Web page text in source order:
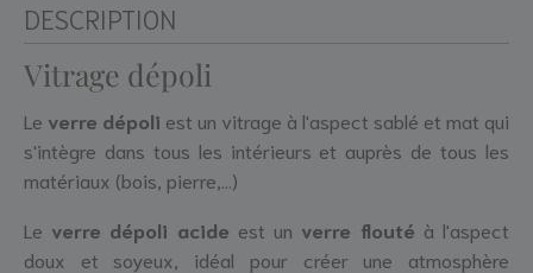
DESCRIPTION
Vitrage dépoli
Le verre dépoli est un vitrage à l'aspect sablé et mat qui
s'intègre dans tous les intérieurs et auprès de tous les
matériaux (bois, pierre,...)
Le verre dépoli acide est un verre flouté à l'aspect
doux et soyeux, idéal pour créer une atmosphère